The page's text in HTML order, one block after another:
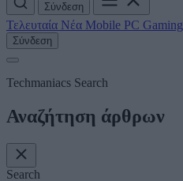
Σύνδεση
Τελευταία Νέα Mobile PC Gaming
Σύνδεση
Techmaniacs Search
Αναζήτηση άρθρων
Search